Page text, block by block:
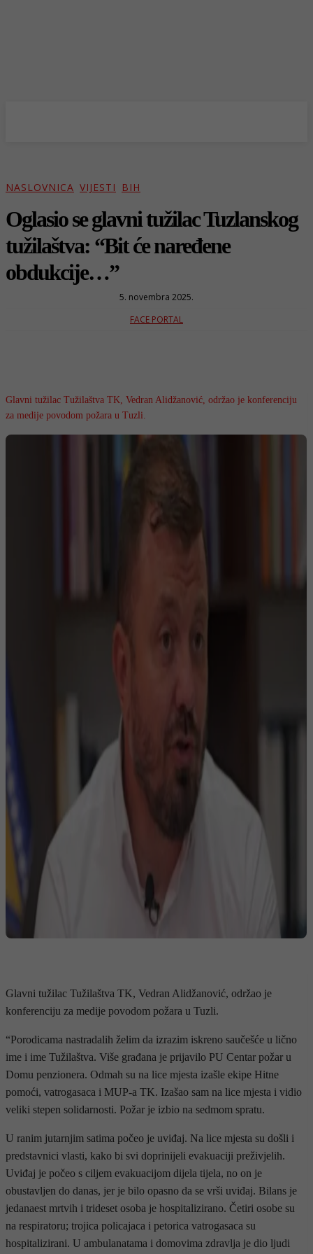
NASLOVNICA VIJESTI BIH
Oglasio se glavni tužilac Tuzlanskog
tužilaštva: “Bit će naređene
obdukcije…”
5. novembra 2025.
FACE PORTAL
Glavni tužilac Tužilaštva TK, Vedran Alidžanović, održao je konferenciju
za medije povodom požara u Tuzli.
Glavni tužilac Tužilaštva TK, Vedran Alidžanović, održao je
konferenciju za medije povodom požara u Tuzli.
“Porodicama nastradalih želim da izrazim iskreno saučešće u lično
ime i ime Tužilaštva. Više građana je prijavilo PU Centar požar u
Domu penzionera. Odmah su na lice mjesta izašle ekipe Hitne
pomoći, vatrogasaca i MUP-a TK. Izašao sam na lice mjesta i vidio
veliki stepen solidarnosti. Požar je izbio na sedmom spratu.
U ranim jutarnjim satima počeo je uviđaj. Na lice mjesta su došli i
predstavnici vlasti, kako bi svi doprinijeli evakuaciji preživjelih.
Uviđaj je počeo s ciljem evakuacijom dijela tijela, no on je
obustavljen do danas, jer je bilo opasno da se vrši uviđaj. Bilans je
jedanaest mrtvih i trideset osoba je hospitalizirano. Četiri osobe su
na respiratoru; trojica policajaca i petorica vatrogasaca su
hospitalizirani. U ambulanatama i domovima zdravlja je dio ljudi